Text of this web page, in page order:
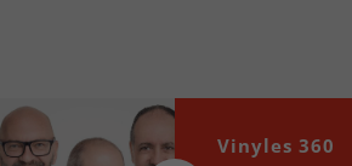
locale vous sont maintenant
Audio
00:00
Vinyles 360